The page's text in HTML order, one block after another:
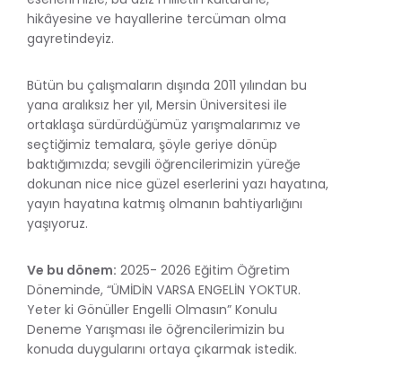
hikâyesine ve hayallerine tercüman olma
gayretindeyiz.
Bütün bu çalışmaların dışında 2011 yılından bu
yana aralıksız her yıl, Mersin Üniversitesi ile
ortaklaşa sürdürdüğümüz yarışmalarımız ve
seçtiğimiz temalara, şöyle geriye dönüp
baktığımızda; sevgili öğrencilerimizin yüreğe
dokunan nice nice güzel eserlerini yazı hayatına,
yayın hayatına katmış olmanın bahtiyarlığını
yaşıyoruz.
Ve bu dönem: 2025- 2026 Eğitim Öğretim
Döneminde, “ÜMİDİN VARSA ENGELİN YOKTUR.
Yeter ki Gönüller Engelli Olmasın” Konulu
Deneme Yarışması ile öğrencilerimizin bu
konuda duygularını ortaya çıkarmak istedik.